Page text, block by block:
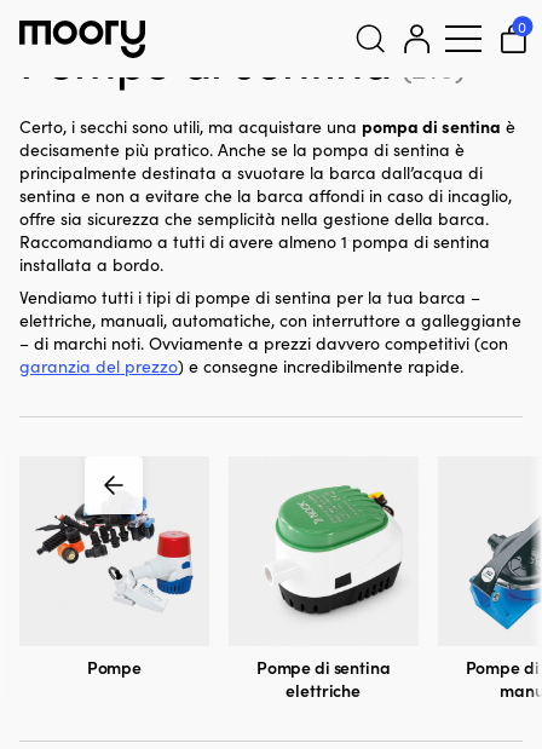
0
Pompe di sentina (216)
Certo, i secchi sono utili, ma acquistare una pompa di sentina è
decisamente più pratico. Anche se la pompa di sentina è
principalmente destinata a svuotare la barca dall’acqua di
sentina e non a evitare che la barca affondi in caso di incaglio,
offre sia sicurezza che semplicità nella gestione della barca.
Raccomandiamo a tutti di avere almeno 1 pompa di sentina
installata a bordo.
Vendiamo tutti i tipi di pompe di sentina per la tua barca –
elettriche, manuali, automatiche, con interruttore a galleggiante
– di marchi noti. Ovviamente a prezzi davvero competitivi (con
garanzia del prezzo) e consegne incredibilmente rapide.
Pompe
Pompe di sentina
elettriche
Pompe